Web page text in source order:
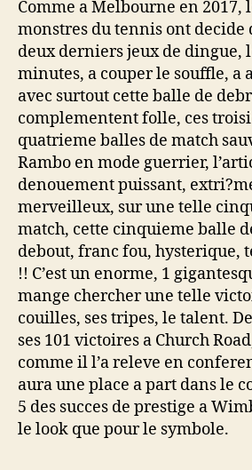
Comme a Melbourne en 2017,
monstres du tennis ont decide
deux derniers jeux de dingue,
minutes, a couper le souffle, a
avec surtout cette balle de
complementent folle, ces
quatrieme balles de match
Rambo en mode guerrier,
denouement puissant,
merveilleux, sur une telle
match, cette cinquieme balle
debout, franc fou, hysterique,
!! C’est un enorme, 1
mange chercher une telle
couilles, ses tripes, le talent.
ses 101 victoires a Church
comme il l’a releve en
aura une place a part dans le
5 des succes de prestige a
le look que pour le symbole.